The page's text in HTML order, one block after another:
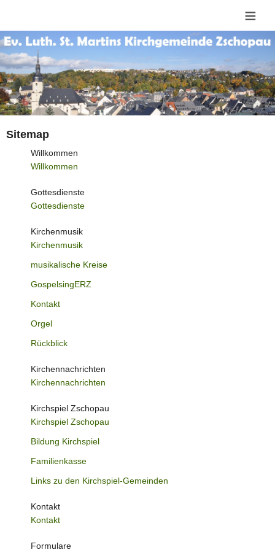
≡
Sitemap
Willkommen
Willkommen
Gottesdienste
Gottesdienste
Kirchenmusik
Kirchenmusik
musikalische Kreise
GospelsingERZ
Kontakt
Orgel
Rückblick
Kirchennachrichten
Kirchennachrichten
Kirchspiel Zschopau
Kirchspiel Zschopau
Bildung Kirchspiel
Familienkasse
Links zu den Kirchspiel-Gemeinden
Kontakt
Kontakt
Formulare